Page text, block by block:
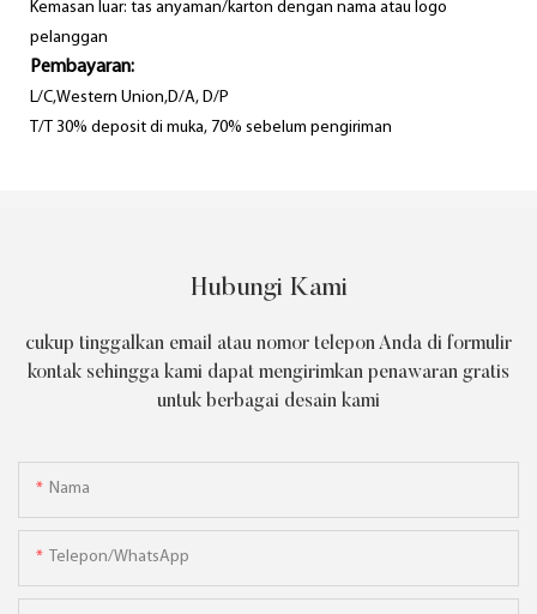
Kemasan luar: tas anyaman/karton dengan nama atau logo
pelanggan
Pembayaran:
L/C,Western Union,D/A, D/P
T/T 30% deposit di muka, 70% sebelum pengiriman
Hubungi Kami
cukup tinggalkan email atau nomor telepon Anda di formulir
kontak sehingga kami dapat mengirimkan penawaran gratis
untuk berbagai desain kami
Nama
Telepon/WhatsApp